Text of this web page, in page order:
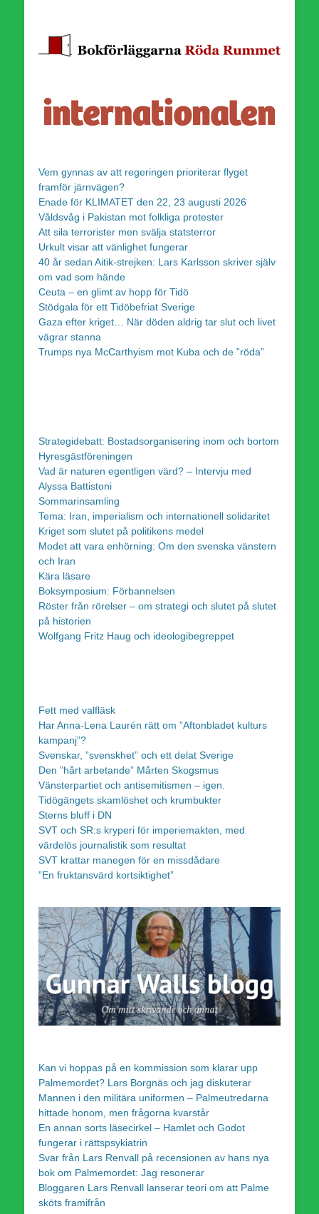
Vem gynnas av att regeringen prioriterar flyget
framför järnvägen?
Enade för KLIMATET den 22, 23 augusti 2026
Våldsvåg i Pakistan mot folkliga protester
Att sila terrorister men svälja statsterror
Urkult visar att vänlighet fungerar
40 år sedan Aitik-strejken: Lars Karlsson skriver själv
om vad som hände
Ceuta – en glimt av hopp för Tidö
Stödgala för ett Tidöbefriat Sverige
Gaza efter kriget… När döden aldrig tar slut och livet
vägrar stanna
Trumps nya McCarthyism mot Kuba och de ”röda”
Strategidebatt: Bostadsorganisering inom och bortom
Hyresgästföreningen
Vad är naturen egentligen värd? – Intervju med
Alyssa Battistoni
Sommarinsamling
Tema: Iran, imperialism och internationell solidaritet
Kriget som slutet på politikens medel
Modet att vara enhörning: Om den svenska vänstern
och Iran
Kära läsare
Boksymposium: Förbannelsen
Röster från rörelser – om strategi och slutet på slutet
på historien
Wolfgang Fritz Haug och ideologibegreppet
Fett med valfläsk
Har Anna-Lena Laurén rätt om ”Aftonbladet kulturs
kampanj”?
Svenskar, ”svenskhet” och ett delat Sverige
Den ”hårt arbetande” Mårten Skogsmus
Vänsterpartiet och antisemitismen – igen.
Tidögängets skamlöshet och krumbukter
Sterns bluff i DN
SVT och SR:s kryperi för imperiemakten, med
värdelös journalistik som resultat
SVT krattar manegen för en missdådare
”En fruktansvärd kortsiktighet”
Kan vi hoppas på en kommission som klarar upp
Palmemordet? Lars Borgnäs och jag diskuterar
Mannen i den militära uniformen – Palmeutredarna
hittade honom, men frågorna kvarstår
En annan sorts läsecirkel – Hamlet och Godot
fungerar i rättspsykiatrin
Svar från Lars Renvall på recensionen av hans nya
bok om Palmemordet: Jag resonerar
Bloggaren Lars Renvall lanserar teori om att Palme
sköts framifrån